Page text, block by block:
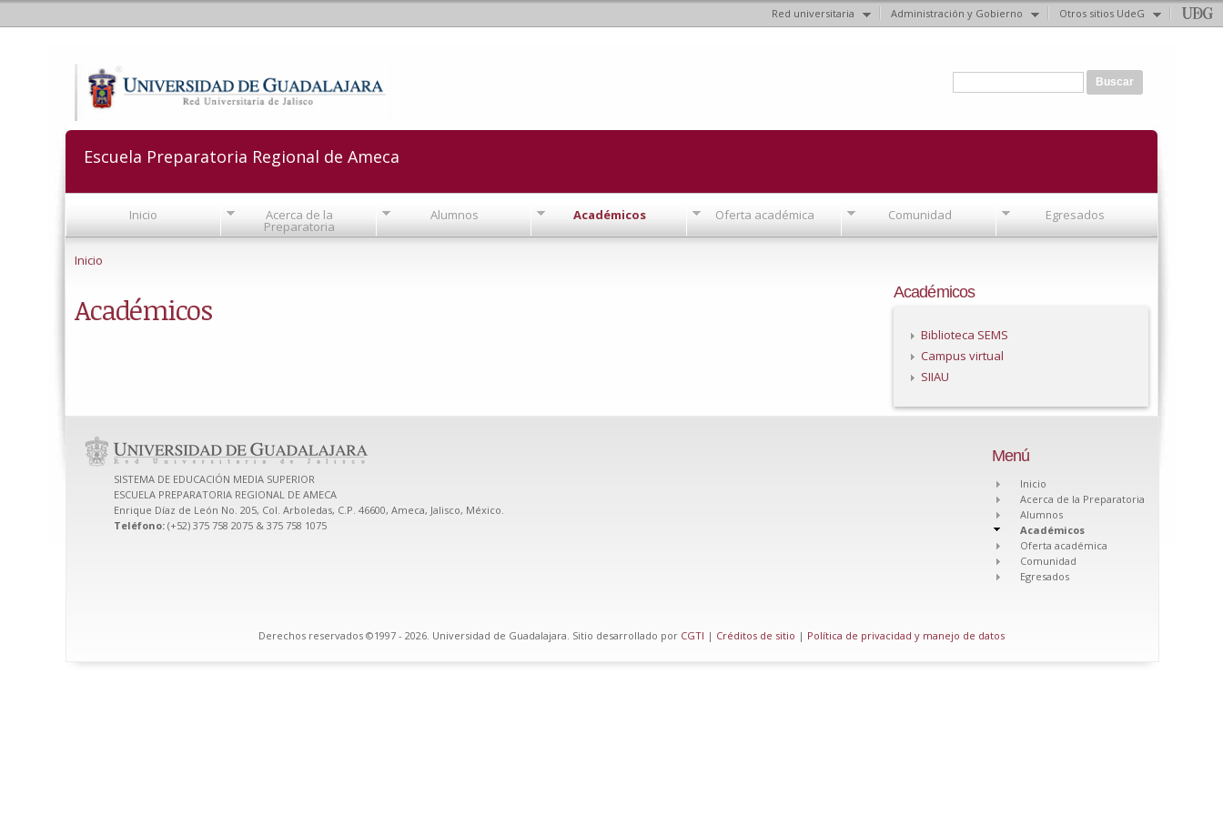
Red universitaria Administración y Gobierno Otros sitios UdeG
Formulario de búsqueda
Escuela Preparatoria Regional de Ameca
Inicio Acerca de la
Preparatoria
Alumnos Académicos Oferta académica Comunidad Egresados
Inicio
Académicos Académicos
Biblioteca SEMS
Campus virtual
SIIAU
SISTEMA DE EDUCACIÓN MEDIA SUPERIOR
ESCUELA PREPARATORIA REGIONAL DE AMECA
Enrique Díaz de León No. 205, Col. Arboledas, C.P. 46600, Ameca, Jalisco, México.
Teléfono: (+52) 375 758 2075 & 375 758 1075
Menú
Inicio
Acerca de la Preparatoria
Alumnos
Académicos
Oferta académica
Comunidad
Egresados
Derechos reservados ©1997 - 2026. Universidad de Guadalajara. Sitio desarrollado por CGTI | Créditos de sitio | Política de privacidad y manejo de datos